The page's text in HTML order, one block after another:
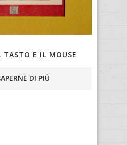
TASTO E IL MOUSE
DI PIÙ